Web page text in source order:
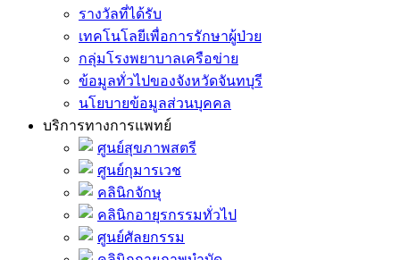
รางวัลที่ได้รับ
เทคโนโลยีเพื่อการรักษาผู้ป่วย
กลุ่มโรงพยาบาลเครือข่าย
ข้อมูลทั่วไปของจังหวัดจันทบุรี
นโยบายข้อมูลส่วนบุคคล
บริการทางการแพทย์
ศูนย์สุขภาพสตรี
ศูนย์กุมารเวช
คลินิกจักษุ
คลินิกอายุรกรรมทั่วไป
ศูนย์ศัลยกรรม